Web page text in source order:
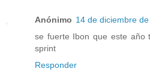
Anónimo 14 de diciembre
se fuerte Ibon que este año
sprint
Responder